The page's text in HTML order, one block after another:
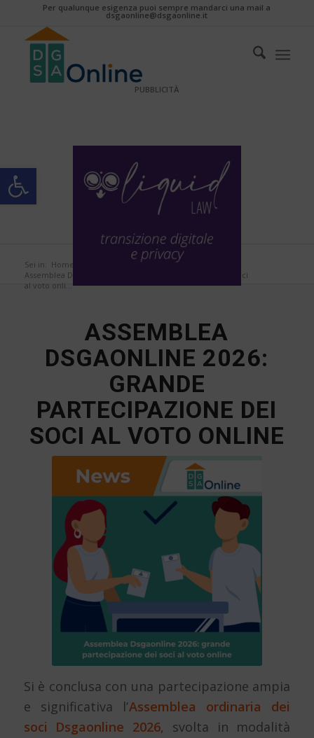
Apri la barra degli strumenti
Per qualunque esigenza puoi sempre mandarci una mail a
dsgaonline@dsgaonline.it
PUBBLICITÀ
Sei in: Home Notizie per tutti
Assemblea Dsgaonline 2026: grande partecipazione dei soci
al voto onli...
ASSEMBLEA
DSGAONLINE 2026:
GRANDE
PARTECIPAZIONE DEI
SOCI AL VOTO ONLINE
Si è conclusa con una partecipazione ampia
e significativa l’Assemblea ordinaria dei
soci Dsgaonline 2026, svolta in modalità